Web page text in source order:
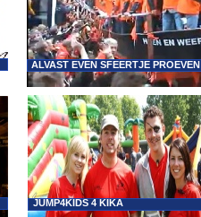
ALVAST EVEN SFEERTJE PROEVEN
JUMP4KIDS 4 KIKA